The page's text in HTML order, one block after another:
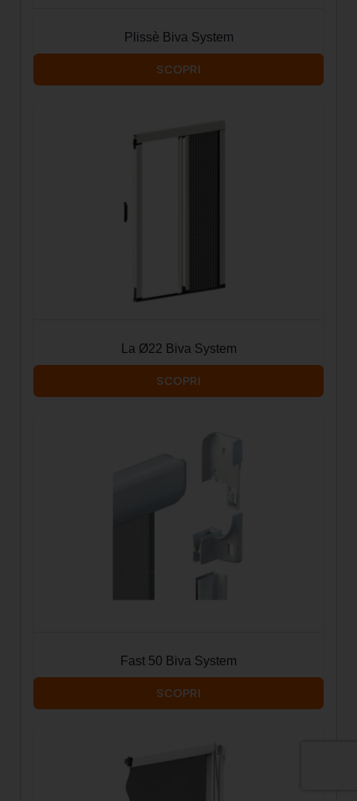
Plissè Biva System
SCOPRI
La Ø22 Biva System
SCOPRI
Fast 50 Biva System
SCOPRI